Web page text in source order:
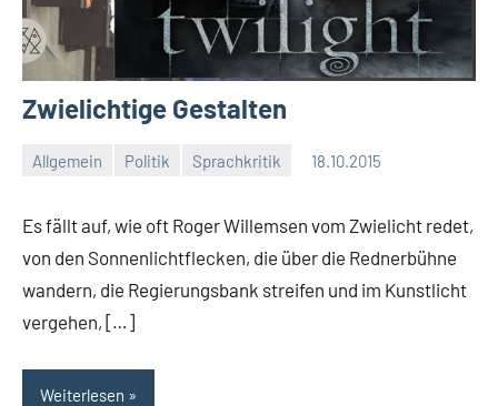
Zwielichtige Gestalten
Allgemein Politik Sprachkritik 18.10.2015
Moutard
Keine
Es fällt auf, wie oft Roger Willemsen vom Zwielicht redet,
von den Sonnenlichtflecken, die über die Rednerbühne
wandern, die Regierungsbank streifen und im Kunstlicht
vergehen, […]
Weiterlesen